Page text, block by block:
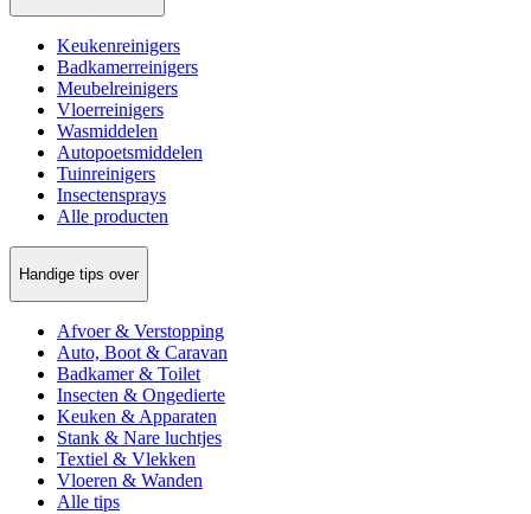
Keukenreinigers
Badkamerreinigers
Meubelreinigers
Vloerreinigers
Wasmiddelen
Autopoetsmiddelen
Tuinreinigers
Insectensprays
Alle producten
Handige tips over
Afvoer & Verstopping
Auto, Boot & Caravan
Badkamer & Toilet
Insecten & Ongedierte
Keuken & Apparaten
Stank & Nare luchtjes
Textiel & Vlekken
Vloeren & Wanden
Alle tips